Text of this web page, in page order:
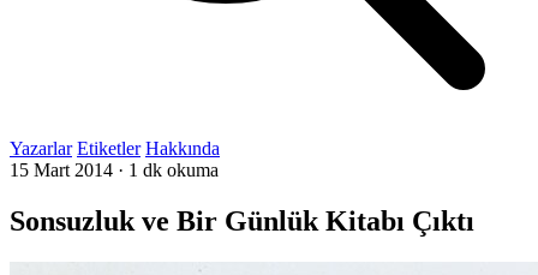
Yazarlar Etiketler Hakkında
15 Mart 2014 · 1 dk okuma
Sonsuzluk ve Bir Günlük Kitabı Çıktı